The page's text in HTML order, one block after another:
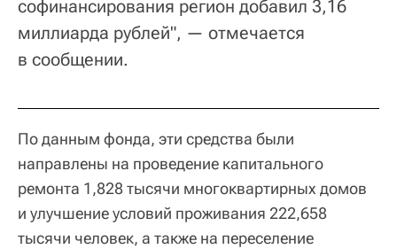
софинансирования регион добавил 3,16
миллиарда рублей", — отмечается
в сообщении.
По данным фонда, эти средства были
направлены на проведение капитального
ремонта 1,828 тысячи многоквартирных домов
и улучшение условий проживания 222,658
тысячи человек, а также на переселение